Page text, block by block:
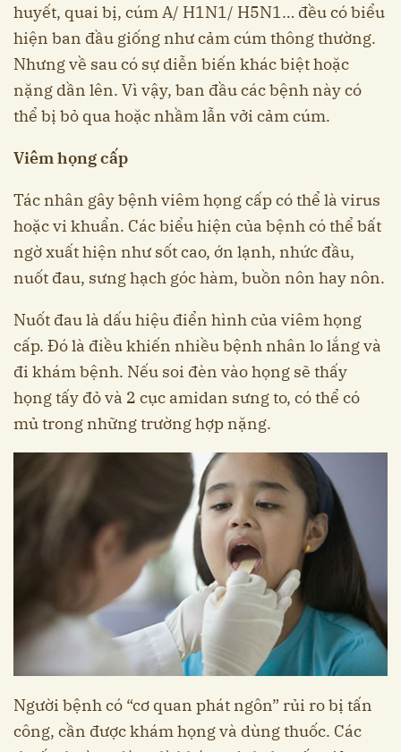
huyết, quai bị, cúm A/ H1N1/ H5N1… đều có biểu
hiện ban đầu giống như cảm cúm thông thường.
Nhưng về sau có sự diễn biến khác biệt hoặc
nặng dần lên. Vì vậy, ban đầu các bệnh này có
thể bị bỏ qua hoặc nhầm lẫn vởi cảm cúm.
Viêm họng cấp
Tác nhân gây bệnh viêm họng cấp có thể là virus
hoặc vi khuẩn. Các biểu hiện của bệnh có thể bất
ngờ xuất hiện như sốt cao, ớn lạnh, nhức đầu,
nuốt đau, sưng hạch góc hàm, buồn nôn hay nôn.
Nuốt đau là dấu hiệu điển hình của viêm họng
cấp. Đó là điều khiến nhiều bệnh nhân lo lắng và
đi khám bệnh. Nếu soi đèn vào họng sẽ thấy
họng tấy đỏ và 2 cục amidan sưng to, có thể có
mủ trong những trường hợp nặng.
Người bệnh có “cơ quan phát ngôn” rủi ro bị tấn
công, cần được khám họng và dùng thuốc. Các